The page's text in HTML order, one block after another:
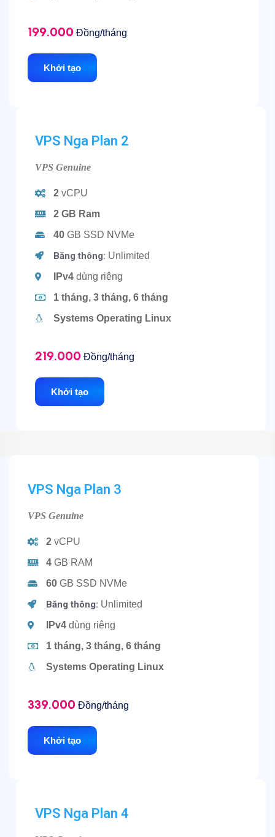
Khởi tạo
199.000 Đồng/tháng
VPS Nga Plan 2
VPS Genuine
2 vCPU
2 GB Ram
40GB SSD NVMe
Băng thông: Unlimited
IPv4dùng riêng
1 tháng, 3 tháng, 6 tháng
Systems Operating Linux
Khởi tạo
219.000 Đồng/tháng
VPS Nga Plan 3
VPS Genuine
2 vCPU
4GB RAM
60GB SSD NVMe
Băng thông: Unlimited
IPv4dùng riêng
1 tháng, 3 tháng, 6 tháng
Systems Operating Linux
Khởi tạo
339.000 Đồng/tháng
VPS Nga Plan 4